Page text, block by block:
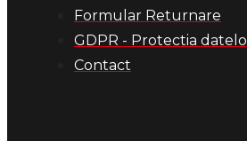
Formular Returnare
GDPR - Protectia
Contact